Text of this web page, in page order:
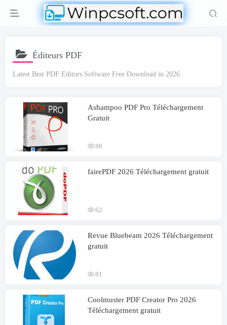
Éditeurs PDF
Latest Best PDF Editors Software Free Download in 2026
Ashampoo PDF Pro Téléchargement
Gratuit
88
fairePDF 2026 Téléchargement gratuit
62
Revue Bluebeam 2026 Téléchargement
gratuit
81
Coolmuster PDF Creator Pro 2026
Téléchargement gratuit